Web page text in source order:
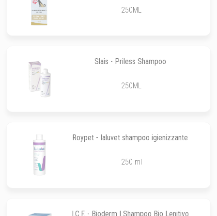
250ML
Slais - Priless Shampoo
250ML
Roypet - Ialuvet shampoo igienizzante
250 ml
I.C.F. - Bioderm | Shampoo Bio Lenitivo